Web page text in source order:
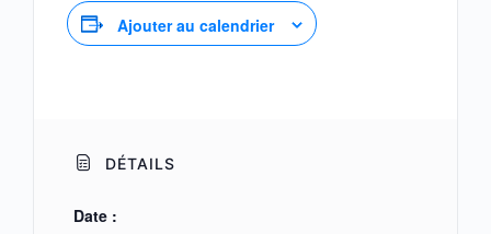
Ajouter au calendrier
DÉTAILS
Date :